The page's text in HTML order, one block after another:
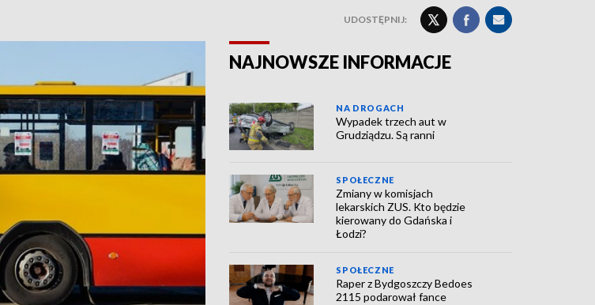
UDOSTĘPNIJ:
NAJNOWSZE INFORMACJE
NA DROGACH
Wypadek trzech aut w
Grudziądzu. Są ranni
SPOŁECZNE
Zmiany w komisjach
lekarskich ZUS. Kto będzie
kierowany do Gdańska i
Łodzi?
SPOŁECZNE
Raper z Bydgoszczy Bedoes
2115 podarował fance